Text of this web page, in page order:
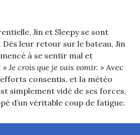
Jin et Sleepy se sont
Dès leur retour sur le bateau, Jin
à se sentir mal et
« Je crois que je vais vomir. » Avec
efforts consentis, et la météo
simplement vidé de ses forces,
d’un véritable coup de fatigue.